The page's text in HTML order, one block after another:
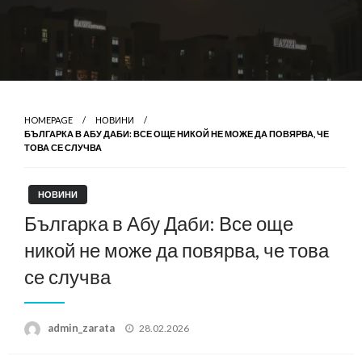
HOMEPAGE
НОВИНИ
БЪЛГАРКА В АБУ ДАБИ: ВСЕ ОЩЕ НИКОЙ НЕ МОЖЕ ДА ПОВЯРВА, ЧЕ
ТОВА СЕ СЛУЧВА
НОВИНИ
Българка в Абу Даби: Все още
никой не може да повярва, че това
се случва
admin_zarata
Posted
28.02.2026